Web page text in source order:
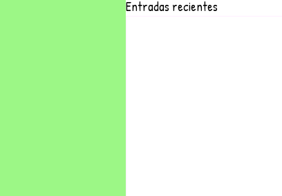
Entradas recientes